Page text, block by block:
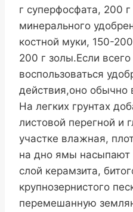
г суперфосфата, 200
минерального
костной муки, 150-
200 г золы.Если
воспользоваться
действия,оно обычно
На легких грунтах
листовой перегной и
участке влажная,
на дно ямы насыпают
слой керамзита,
крупнозернистого
перемешанную